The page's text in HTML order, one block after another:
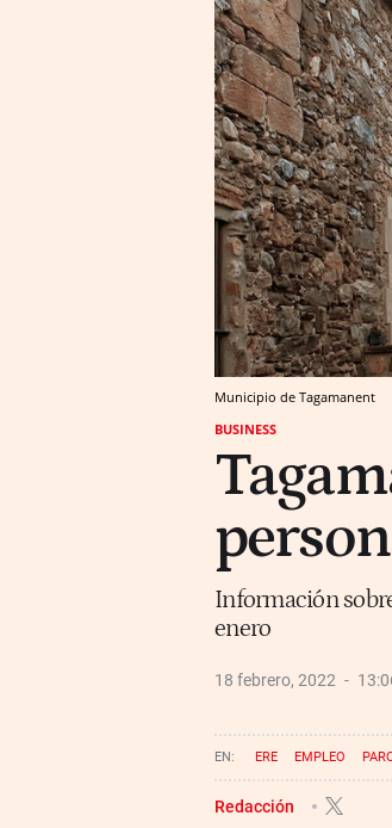
Municipio de Tagamanent
BUSINESS
Información
enero
18 febrero, 2022
ERE EMPLEO
Redacción